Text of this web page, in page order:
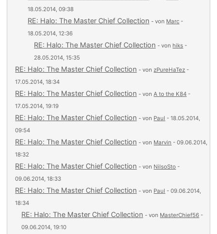
18.05.2014, 09:38
RE: Halo: The Master Chief Collection - von Marc -
18.05.2014, 12:36
RE: Halo: The Master Chief Collection - von hiks -
28.05.2014, 15:35
RE: Halo: The Master Chief Collection - vonzPureHaTez -
17.05.2014, 18:34
RE: Halo: The Master Chief Collection - vonA to the K84 -
17.05.2014, 19:19
RE: Halo: The Master Chief Collection - von Paul - 18.05.2014,
09:54
RE: Halo: The Master Chief Collection - von Marvin - 09.06.2014,
18:32
RE: Halo: The Master Chief Collection - von NilsoSto -
09.06.2014, 18:33
RE: Halo: The Master Chief Collection - von Paul - 09.06.2014,
18:34
RE: Halo: The Master Chief Collection - von MasterChief56 -
09.06.2014, 19:10